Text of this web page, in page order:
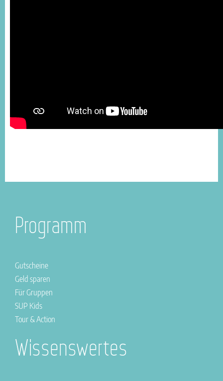
Programm
Gutscheine
Geld sparen
Für Gruppen
SUP Kids
Tour & Action
Wissenswertes